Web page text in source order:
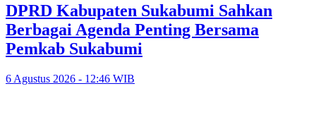
DPRD Kabupaten Sukabumi Sahkan
Berbagai Agenda Penting Bersama
Pemkab Sukabumi
6 Agustus 2026 - 12:46 WIB